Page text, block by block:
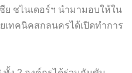
ย ชไนเดอร์ฯ นำมามอบให้ใน
เทคนิคสกลนครได้เปิดทำการ